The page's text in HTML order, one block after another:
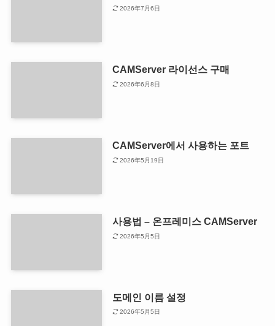
2026年7月6日
CAMServer 라이선스 구매
2026年6月8日
CAMServer에서 사용하는 포트
2026年5月19日
사용법 – 온프레미스 CAMServer
2026年5月5日
도메인 이름 설정
2026年5月5日